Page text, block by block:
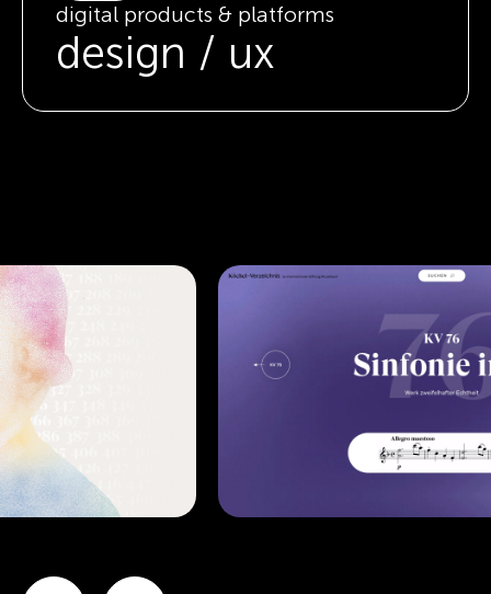
digital products & platforms
design / ux